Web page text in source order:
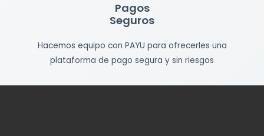
Pagos
Seguros
Hacemos equipo con PAYU para ofrecerles una
plataforma de pago segura y sin riesgos